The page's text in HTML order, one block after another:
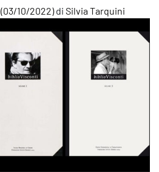
(03/10/2022)di Silvia Tarquini